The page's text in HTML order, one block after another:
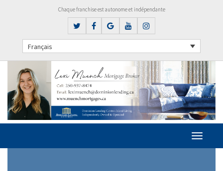
Chaque franchise est autonome et indépendante
Français